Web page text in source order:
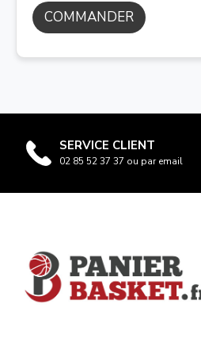
COMMANDER
SERVICE CLIENT
02 85 52 37 37 ou par email